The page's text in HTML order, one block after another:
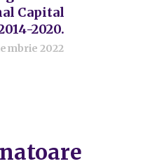
Capital
2020.
2022